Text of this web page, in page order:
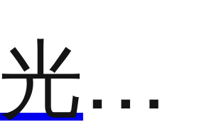
紫光恒越-UNIS 云桌面